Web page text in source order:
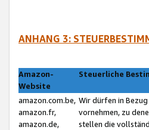
ANHANG 3:
Amazon-
Website
Steuerliche
amazon.com.be,
amazon.fr,
amazon.de,
Wir dürfen in
vornehmen, zu
stellen die